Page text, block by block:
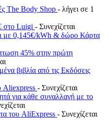
The Body Shop - λήγει σε 1
στο Luigi - Συνεχίζεται
με 0,145€/kWh & δώρο Κάρτα
45% στην πρώτη
βιβλία από τις Εκδόσεις
Aliexpress - Συνεχίζεται
για κάθε συναλλαγή με το
του AliExpress - Συνεχίζεται